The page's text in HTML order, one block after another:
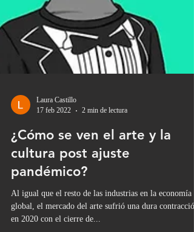
Laura Castillo
17 feb 2022
¿Cómo se ven el arte y la
cultura post ajuste
pandémico?